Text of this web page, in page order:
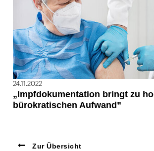
24.11.2022
„Impfdokumentation bringt zu
bürokratischen Aufwand”
Zur Übersicht